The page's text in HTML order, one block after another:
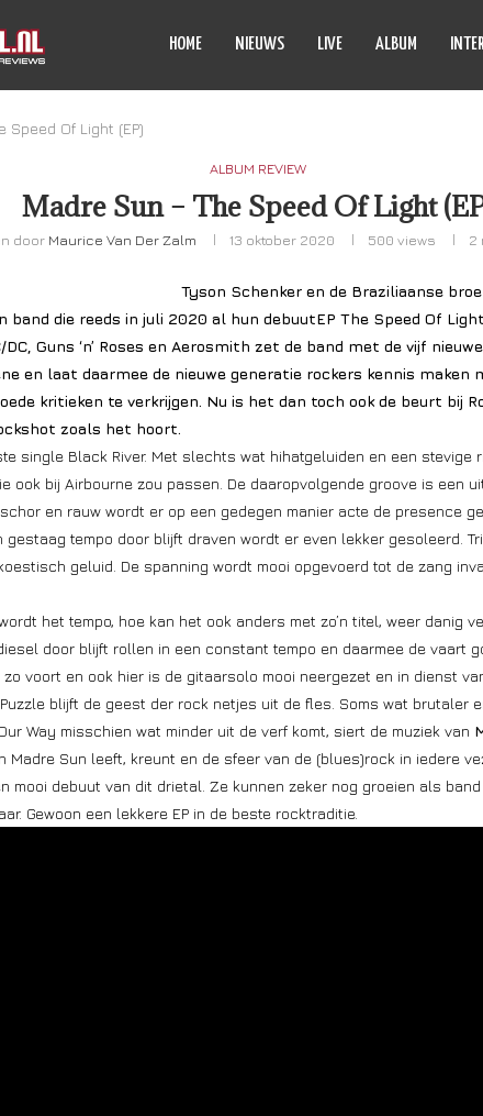
HOME NIEUWS LIVE ALBUM
Speed Of Light (EP)
ALBUM REVIEW
Madre Sun – The Speed Of Light
door Maurice Van Der Zalm 13 oktober 2020 500 views 2
Tyson Schenker en de Braziliaanse
band die reeds in juli 2020 al hun debuutEP The Speed Of
Guns ‘n’ Roses en Aerosmith zet de band met de vijf
en laat daarmee de nieuwe generatie rockers kennis maken
kritieken te verkrijgen. Nu is het dan toch ook de beurt bij
zoals het hoort.
single Black River. Met slechts wat hihatgeluiden en een stevige
ook bij Airbourne zou passen. De daaropvolgende groove is een
en rauw wordt er op een gedegen manier acte de presence
tempo door blijft draven wordt er even lekker gesoleerd.
geluid. De spanning wordt mooi opgevoerd tot de zang
het tempo, hoe kan het ook anders met zo’n titel, weer danig
door blijft rollen in een constant tempo en daarmee de vaart
voort en ook hier is de gitaarsolo mooi neergezet en in dienst
blijft de geest der rock netjes uit de fles. Soms wat brutaler
Way misschien wat minder uit de verf komt, siert de muziek van
Madre Sun leeft, kreunt en de sfeer van de (blues)rock in iedere
mooi debuut van dit drietal. Ze kunnen zeker nog groeien als
Gewoon een lekkere EP in de beste rocktraditie.